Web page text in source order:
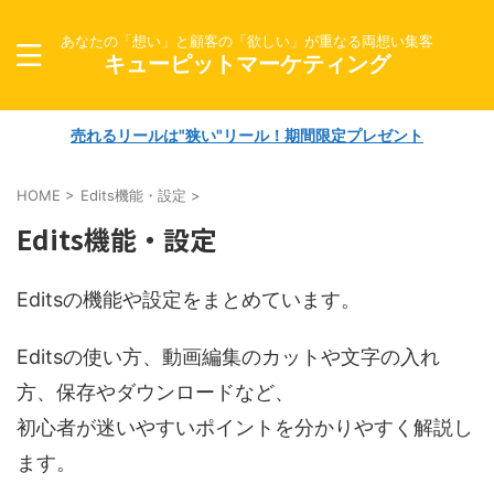
あなたの「想い」と顧客の「欲しい」が重なる両想い集客
キューピットマーケティング
売れるリールは"狭い"リール！期間限定プレゼント
HOME > Edits機能・設定 >
Edits機能・設定
Editsの機能や設定をまとめています。
Editsの使い方、動画編集のカットや文字の入れ
方、保存やダウンロードなど、
初心者が迷いやすいポイントを分かりやすく解説し
ます。